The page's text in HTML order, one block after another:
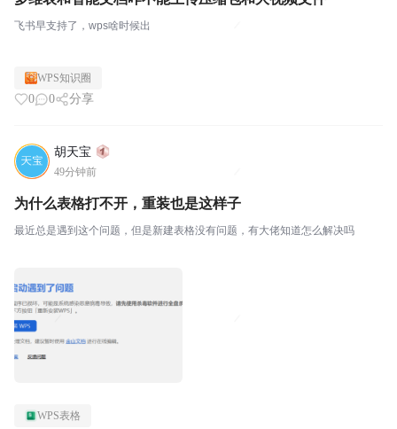
飞书早支持了，wps啥时候出
WPS知识圈
0 0 分享
胡天宝
49分钟前
为什么表格打不开，重装也是这样子
最近总是遇到这个问题，但是新建表格没有问题，有大佬知道怎么解决吗
WPS表格